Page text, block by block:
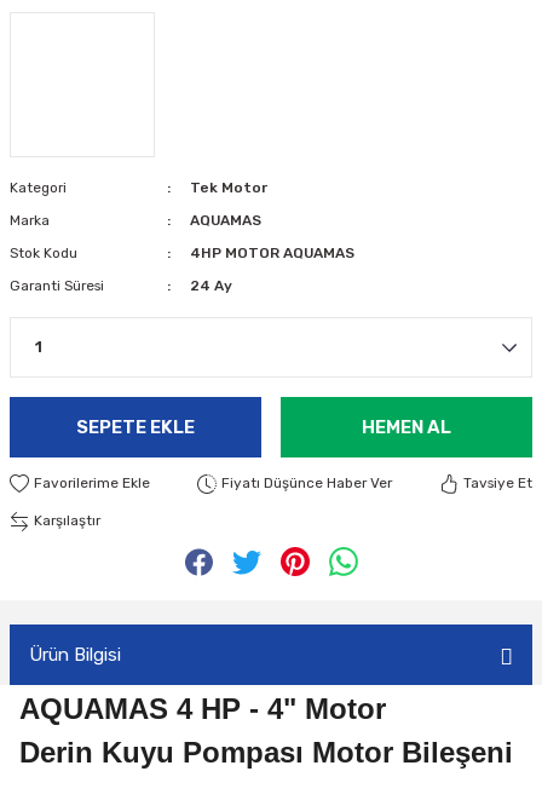
Kategori
Tek Motor
Marka
AQUAMAS
Stok Kodu
4HP MOTOR AQUAMAS
Garanti Süresi
24 Ay
SEPETE EKLE HEMEN AL
Fiyatı Düşünce Haber Ver Tavsiye Et
Karşılaştır
Ürün Bilgisi
AQUAMAS 4 HP - 4" Motor
Derin Kuyu Pompası Motor Bileşeni